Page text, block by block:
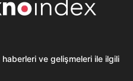
ve gelişmeleri ile ilgili